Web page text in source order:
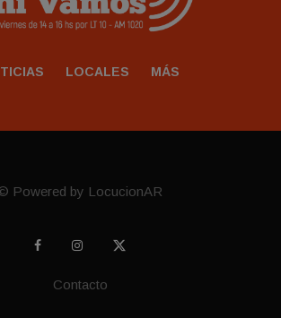
LOCALES MÁS
Powered by LocucionAR
Contacto